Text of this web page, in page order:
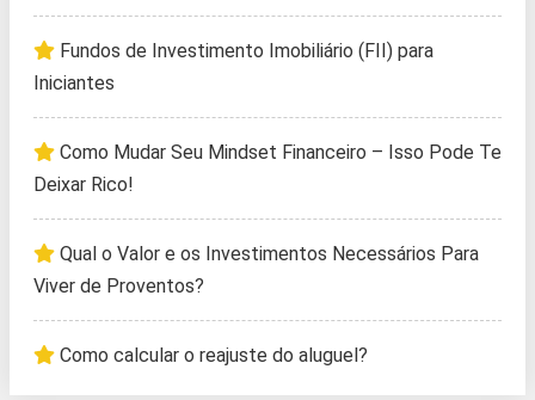
Fundos de Investimento Imobiliário (FII) para
Iniciantes
Como Mudar Seu Mindset Financeiro – Isso Pode Te
Deixar Rico!
Qual o Valor e os Investimentos Necessários Para
Viver de Proventos?
Como calcular o reajuste do aluguel?